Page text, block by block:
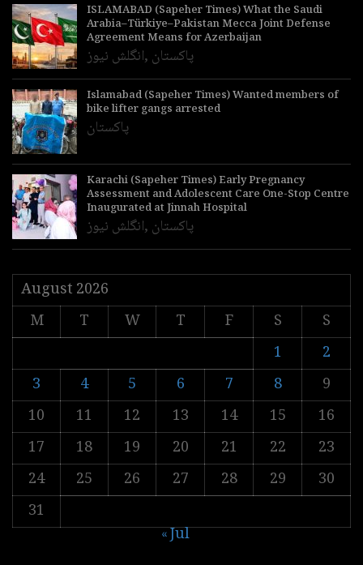
ISLAMABAD (Sapeher Times) What the Saudi
Arabia–Türkiye–Pakistan Mecca Joint Defense
Agreement Means for Azerbaijan
انگلش نیوز, پاکستان
Islamabad (Sapeher Times) Wanted members of
bike lifter gangs arrested
پاکستان
Karachi (Sapeher Times) Early Pregnancy
Assessment and Adolescent Care One-Stop Centre
Inaugurated at Jinnah Hospital
انگلش نیوز, پاکستان
August 2026
M
T W T F S
S
1
2
3
4 5 6 7 8
9
10
11 12 13 14 15
16
17
18 19 20 21 22
23
24
25 26 27 28 29
30
31
« Jul